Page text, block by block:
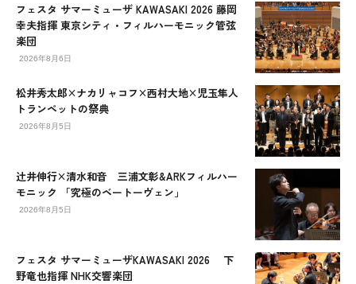
フェスタ サマーミューザ KAWASAKI 2026 藤岡
幸夫指揮 東京シティ・フィルハーモニック管弦
楽団
2026年8月6日
松井秀太郎×ナカリャコフ×西村大地×児玉隼人
トランペットの祭典
2026年8月5日
辻󠄀井伸行×清水和音 三浦文彰&ARKフィルハー
モニック 「究極のベートーヴェン」
2026年8月5日
フェスタ サマーミューザKAWASAKI 2026 下
野竜也指揮 NHK交響楽団